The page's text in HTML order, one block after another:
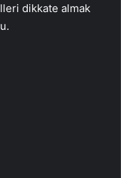
dikkate almak